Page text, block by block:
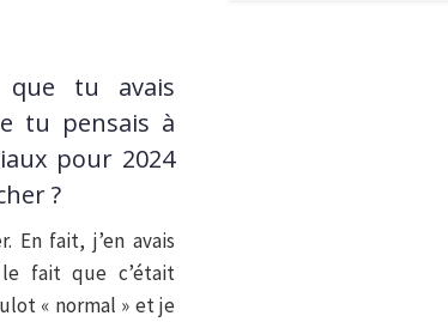
que tu avais
tu pensais à
pour 2024
?
En fait, j’en avais
fait que c’était
« normal » et je